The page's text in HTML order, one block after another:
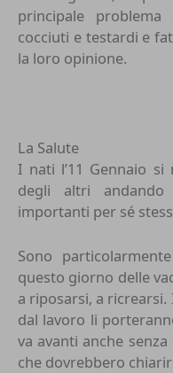
principale
cocciuti e testardi e
la loro opinione.
La Salute
I nati l’11 Gennaio
degli altri
importanti per sé
Sono
questo giorno delle
a riposarsi, a
dal lavoro li
va avanti anche
che dovrebbero